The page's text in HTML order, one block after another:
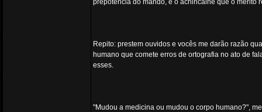
prepotência do mando, e o achincalhe que o mérito
Repito: prestem ouvidos e vocês me darão razão
humano que comete erros de ortografia no ato de
esses.
"Mudou a medicina ou mudou o corpo humano?",